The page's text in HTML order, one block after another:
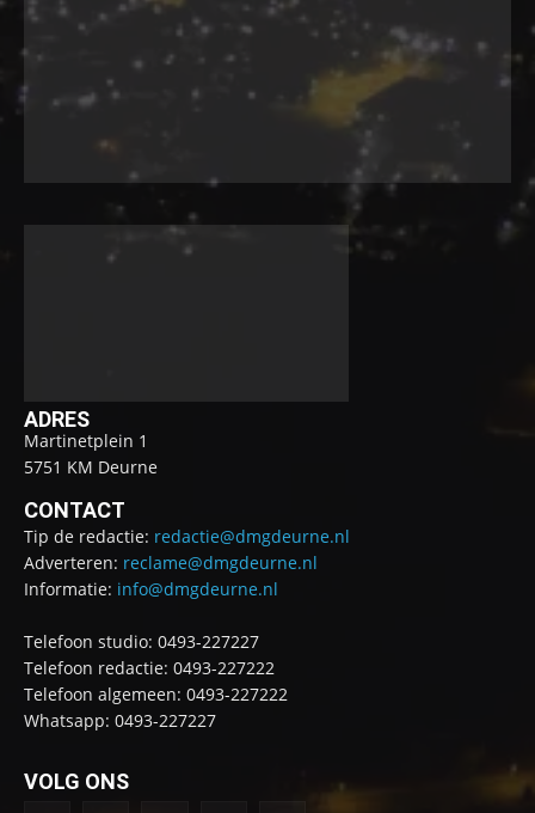
ADRES
Martinetplein 1
5751 KM Deurne
CONTACT
Tip de redactie: redactie@dmgdeurne.nl
Adverteren: reclame@dmgdeurne.nl
Informatie: info@dmgdeurne.nl
Telefoon studio: 0493-227227
Telefoon redactie: 0493-227222
Telefoon algemeen: 0493-227222
Whatsapp: 0493-227227
VOLG ONS